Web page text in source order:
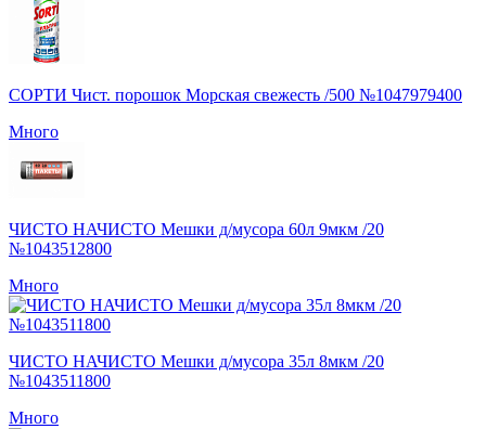
СОРТИ Чист. порошок Морская свежесть /500 №1047979400
Много
ЧИСТО НАЧИСТО Мешки д/мусора 60л 9мкм /20
№1043512800
Много
ЧИСТО НАЧИСТО Мешки д/мусора 35л 8мкм /20
№1043511800
Много